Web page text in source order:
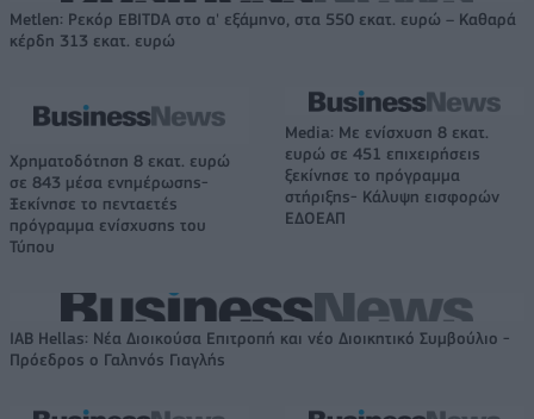
Metlen: Ρεκόρ EBITDA στο α' εξάμηνο, στα 550 εκατ. ευρώ – Καθαρά
κέρδη 313 εκατ. ευρώ
Χρηματοδότηση 8 εκατ. ευρώ
σε 843 μέσα ενημέρωσης-
Ξεκίνησε το πενταετές
πρόγραμμα ενίσχυσης του
Τύπου
Media: Με ενίσχυση 8 εκατ.
ευρώ σε 451 επιχειρήσεις
ξεκίνησε το πρόγραμμα
στήριξης- Κάλυψη εισφορών
ΕΔΟΕΑΠ
IAB Hellas: Νέα Διοικούσα Επιτροπή και νέο Διοικητικό Συμβούλιο -
Πρόεδρος ο Γαληνός Γιαγλής